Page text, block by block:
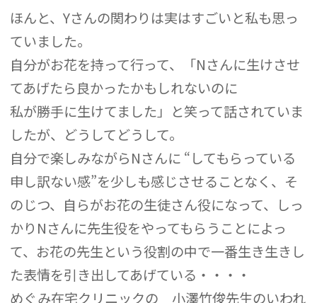
ほんと、Yさんの関わりは実はすごいと私も思っ
ていました。
自分がお花を持って行って、「Nさんに生けさせ
てあげたら良かったかもしれないのに
私が勝手に生けてました」と笑って話されていま
したが、どうしてどうして。
自分で楽しみながらNさんに “してもらっている
申し訳ない感”を少しも感じさせることなく、そ
のじつ、自らがお花の生徒さん役になって、しっ
かりNさんに先生役をやってもらうことによっ
て、お花の先生という役割の中で一番生き生きし
た表情を引き出してあげている・・・・
めぐみ在宅クリニックの 小澤竹俊先生のいわれ